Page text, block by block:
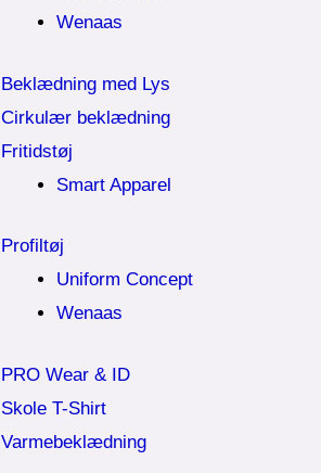
Wenaas
Beklædning med Lys
Cirkulær beklædning
Fritidstøj
Smart Apparel
Profiltøj
Uniform Concept
Wenaas
PRO Wear & ID
Skole T-Shirt
Varmebeklædning